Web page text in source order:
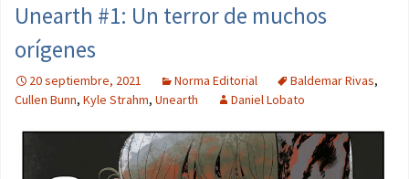
Unearth #1: Un terror de muchos
orígenes
20 septiembre, 2021 Norma Editorial Baldemar Rivas,
Cullen Bunn, Kyle Strahm, Unearth Daniel Lobato